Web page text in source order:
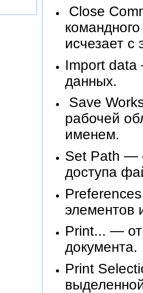
Close
исчезает с
Import
данных.
Save
рабочей
именем.
Set Path —
доступа
элементов
Print... —
документа.
Print